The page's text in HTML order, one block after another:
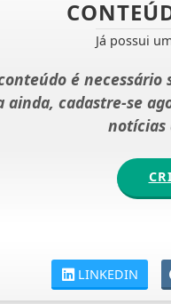
Já possui
é
ainda, cadastre-se
notícias
LINKEDIN